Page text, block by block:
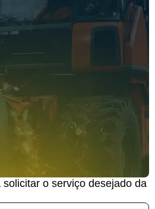
o serviço desejado da